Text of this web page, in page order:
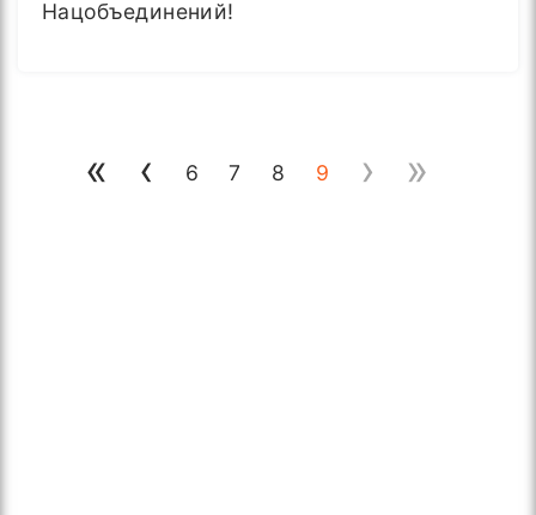
Нацобъединений!
« ‹ 6 7 8 9 › »